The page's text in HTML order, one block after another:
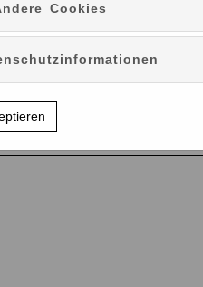
Cookies
Kalender Bücher &